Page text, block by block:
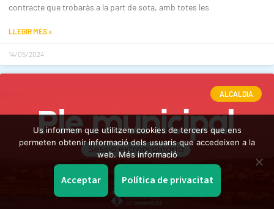
contracte que trobaràs a la part de sota, amb totes les
LLEGIR MÉS »
14/05/2024
ALCALDIA
Us informem que utilitzem cookies de tercers que ens
permeten obtenir informació dels usuaris que accedeixen a la
web. Més informació
Acceptar Política de privacitat